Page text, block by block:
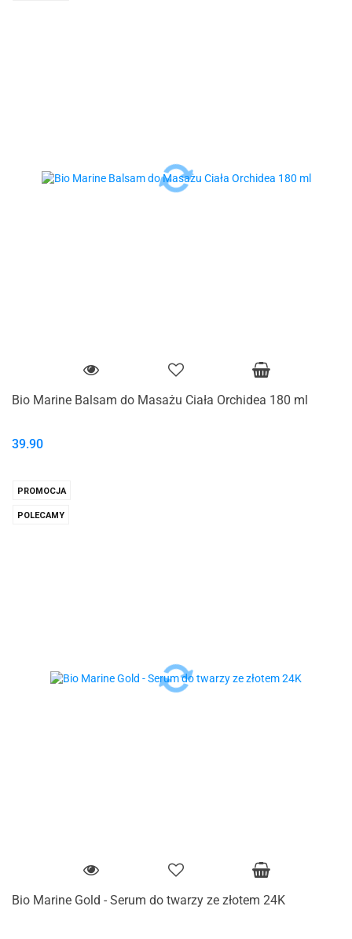
Bio Marine Balsam do Masażu Ciała Orchidea 180 ml
39.90
PROMOCJA
POLECAMY
Bio Marine Gold - Serum do twarzy ze złotem 24K